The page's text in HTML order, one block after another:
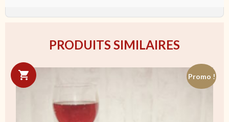
PRODUITS SIMILAIRES
Promo !